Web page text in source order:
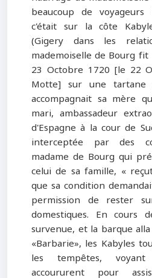
beaucoup de
c'était sur la côte
(Gigery dans les
mademoiselle de Bourg
23 Octobre 1720 [le 22
Motte] sur une tartane
accompagnait sa mère
mari, ambassadeur
d'Espagne à la cour de
interceptée par des
madame de Bourg qui
celui de sa famille, «
que sa condition
permission de rester
domestiques. En cours
survenue, et la barque
«Barbarie», les Kabyles
les tempêtes,
accoururent pour